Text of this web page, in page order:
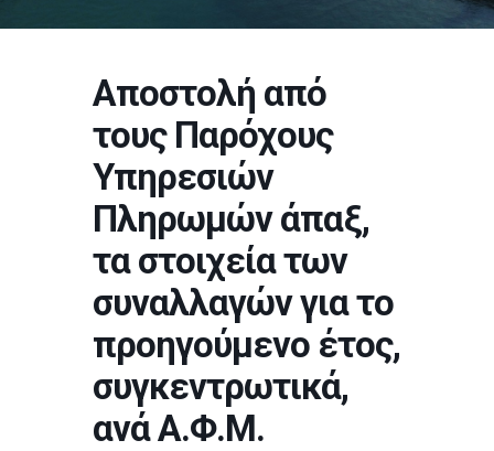
Αποστολή από
τους Παρόχους
Υπηρεσιών
Πληρωμών άπαξ,
τα στοιχεία των
συναλλαγών για το
προηγούμενο έτος,
συγκεντρωτικά,
ανά Α.Φ.Μ.